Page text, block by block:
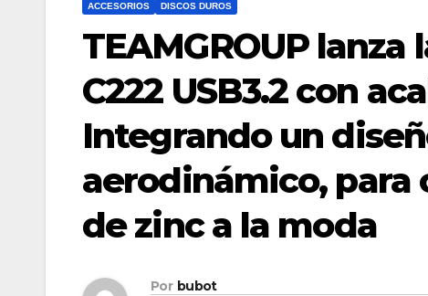
ACCESORIOS DISCOS DUROS
TEAMGROUP
C222 USB3.2 con
Integrando un
aerodinámico, para
de zinc a la moda
Por bubot